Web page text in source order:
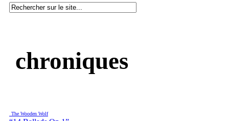
chroniques
The Wooden Wolf